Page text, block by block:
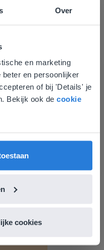
Over
en marketing
en persoonlijker
of bij 'Details' je
Bekijk ook de cookie
cookies
Week 3,
niet
dat je misschien
gaat. Hier
Nederland